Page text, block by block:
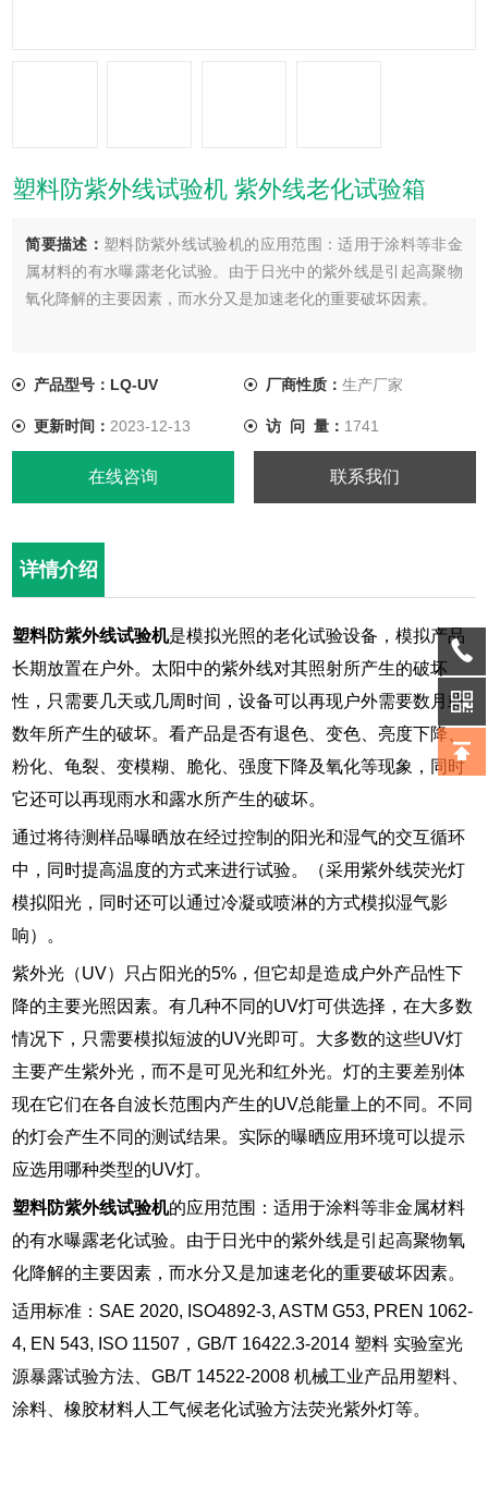
塑料防紫外线试验机 紫外线老化试验箱
简要描述： 塑料防紫外线试验机的应用范围：适用于涂料等非金
属材料的有水曝露老化试验。由于日光中的紫外线是引起高聚物
氧化降解的主要因素，而水分又是加速老化的重要破坏因素。
产品型号：LQ-UV 厂商性质： 生产厂家
更新时间： 2023-12-13 访 问 量： 1741
在线咨询 联系我们
详情介绍
塑料防紫外线试验机是模拟光照的老化试验设备，模拟产品
长期放置在户外。太阳中的紫外线对其照射所产生的破坏
性，只需要几天或几周时间，设备可以再现户外需要数月或
数年所产生的破坏。看产品是否有退色、变色、亮度下降、
粉化、龟裂、变模糊、脆化、强度下降及氧化等现象，同时
它还可以再现雨水和露水所产生的破坏。
通过将待测样品曝晒放在经过控制的阳光和湿气的交互循环
中，同时提高温度的方式来进行试验。（采用紫外线荧光灯
模拟阳光，同时还可以通过冷凝或喷淋的方式模拟湿气影
响）。
紫外光（UV）只占阳光的5%，但它却是造成户外产品性下
降的主要光照因素。有几种不同的UV灯可供选择，在大多数
情况下，只需要模拟短波的UV光即可。大多数的这些UV灯
主要产生紫外光，而不是可见光和红外光。灯的主要差别体
现在它们在各自波长范围内产生的UV总能量上的不同。不同
的灯会产生不同的测试结果。实际的曝晒应用环境可以提示
应选用哪种类型的UV灯。
塑料防紫外线试验机的应用范围：适用于涂料等非金属材料
的有水曝露老化试验。由于日光中的紫外线是引起高聚物氧
化降解的主要因素，而水分又是加速老化的重要破坏因素。
适用标准：SAE 2020, ISO4892-3, ASTM G53, PREN 1062-
4, EN 543, ISO 11507，GB/T 16422.3-2014 塑料 实验室光
源暴露试验方法、GB/T 14522-2008 机械工业产品用塑料、
涂料、橡胶材料人工气候老化试验方法荧光紫外灯等。